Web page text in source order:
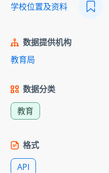
学校位置及资料
数据提供机构
教育局
数据分类
教育
格式
API